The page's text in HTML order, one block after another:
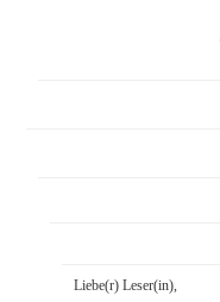
Liebe(r) Leser(in),